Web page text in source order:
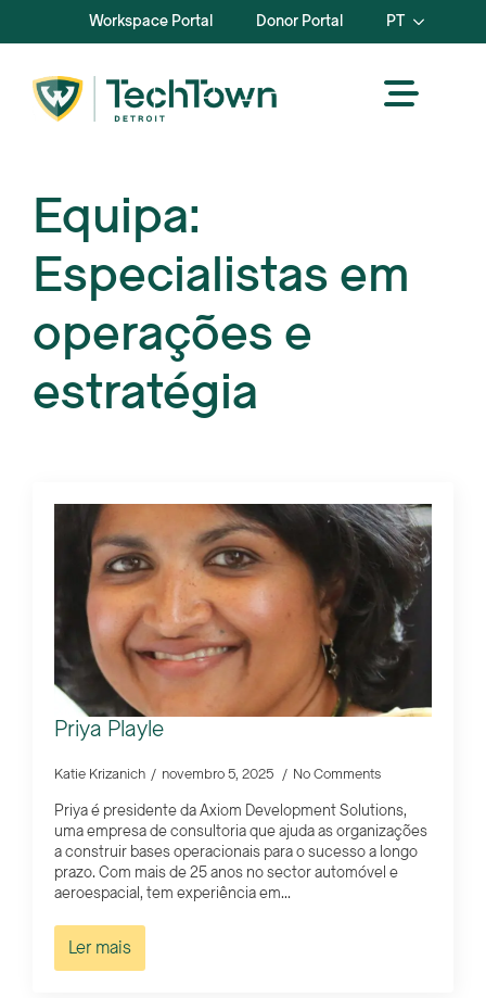
Workspace Portal Donor Portal PT
Equipa:
Especialistas em
operações e
estratégia
Priya Playle
Katie Krizanich novembro 5, 2025 No Comments
Priya é presidente da Axiom Development Solutions,
uma empresa de consultoria que ajuda as organizações
a construir bases operacionais para o sucesso a longo
prazo. Com mais de 25 anos no sector automóvel e
aeroespacial, tem experiência em...
Ler mais